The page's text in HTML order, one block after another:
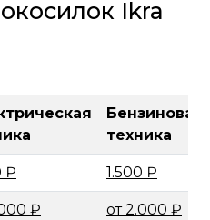
Ikra
Бензиновая
техника
₽ 1.500 ₽
₽ от 2.000 ₽